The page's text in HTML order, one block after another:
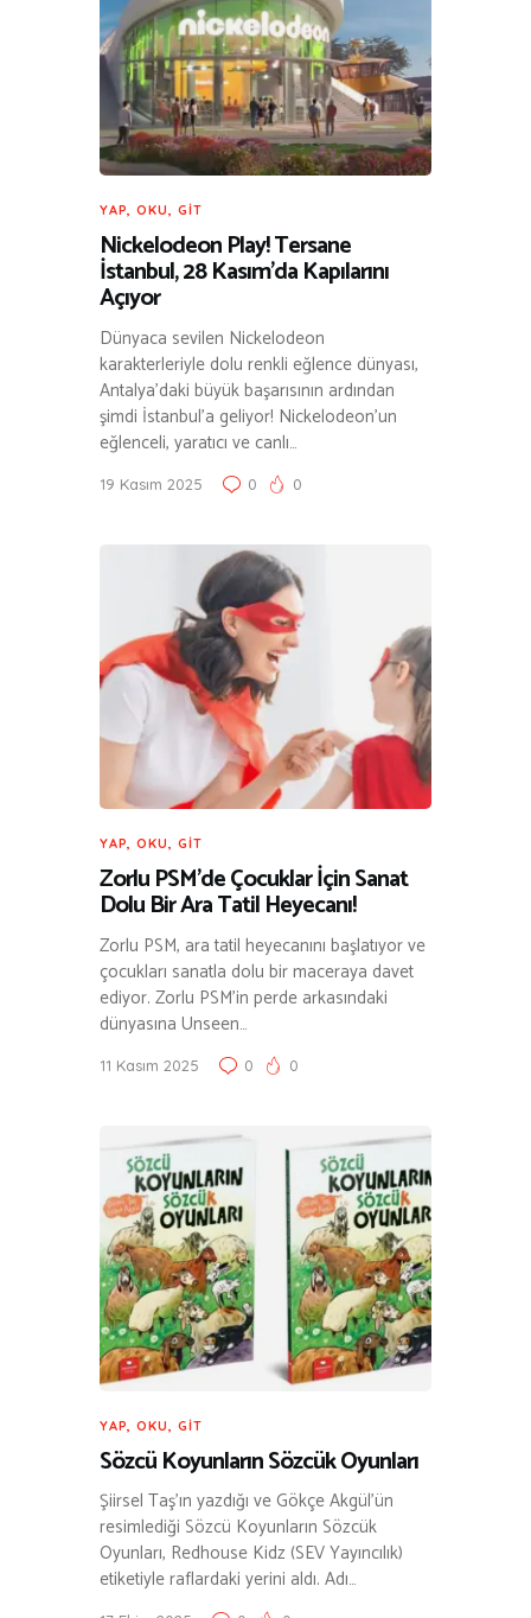
YAP, OKU, GIT
Nickelodeon Play! Tersane
İstanbul, 28 Kasım’da Kapılarını
Açıyor
Dünyaca sevilen Nickelodeon
karakterleriyle dolu renkli eğlence dünyası,
Antalya’daki büyük başarısının ardından
şimdi İstanbul’a geliyor! Nickelodeon’un
eğlenceli, yaratıcı ve canlı…
19 Kasım 2025 0 0
YAP, OKU, GIT
Zorlu PSM’de Çocuklar İçin Sanat
Dolu Bir Ara Tatil Heyecanı!
Zorlu PSM, ara tatil heyecanını başlatıyor ve
çocukları sanatla dolu bir maceraya davet
ediyor. Zorlu PSM’in perde arkasındaki
dünyasına Unseen…
11 Kasım 2025 0 0
YAP, OKU, GIT
Sözcü Koyunların Sözcük Oyunları
Şiirsel Taş’ın yazdığı ve Gökçe Akgül’ün
resimlediği Sözcü Koyunların Sözcük
Oyunları, Redhouse Kidz (SEV Yayıncılık)
etiketiyle raflardaki yerini aldı. Adı…